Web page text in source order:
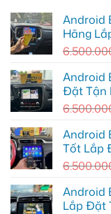
hơn
hiển
thị
thông
tin
hơn
VinFast
Lux
SA2.0
tại
Quận
nội
thất
sạch
Camera
hành
trình
Geely
EX2
Ford
Ranger
tại
Quận
Android
Hãng
Android
Đặt Tận
Android
Tốt Lắp
Android
Lắp Đặt